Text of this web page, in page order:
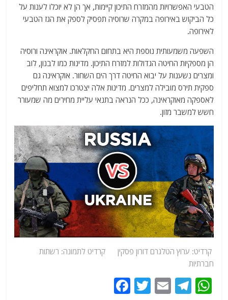
הטבעי האפשרויות מהמזרח התיכון קיימות, אך הן לא יוכלו לענות על
כל הביקוש באירופה במקרה שרוסיה תפסיק לספק את הגז הטבעי
לאירופה.
השפעה משמעותית נוספת היא בתחום החקלאות. אוקראינה ורוסיה
הן מספקיות החיטה הגדולות למזרח התיכון. מדינות כמו לבנון, לוב
ומצרים נשענות על יבוא החיטה דרך הים השחור. אוקראינה גם
ספקית תירס מובילה למצרים. מדינות אלה יצטרכו למצוא תחליפים
לאספקה מאוקראינה, ככל הנראה בתנאי עליית מחירים מה שמעורר
חשש למשבר מזון.
קרדיט: ערוץ הטלגרם דורון פסקין קרדיט לתמונה: רשתות
חברתיות
W
T
E
T